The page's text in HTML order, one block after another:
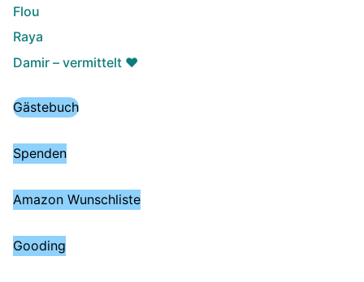
Flou
Raya
Damir – vermittelt ♥️
Gästebuch
Spenden
Amazon Wunschliste
Gooding